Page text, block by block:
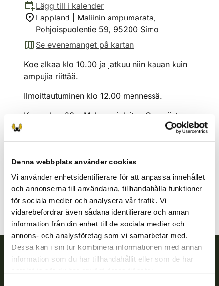
Denna webbplats använder cookies
Vi använder enhetsidentifierare för att anpassa innehållet
och annonserna till användarna, tillhandahålla funktioner
för sociala medier och analysera vår trafik. Vi
vidarebefordrar även sådana identifierare och annan
information från din enhet till de sociala medier och
annons- och analysföretag som vi samarbetar med.
Dessa kan i sin tur kombinera informationen med annan
information som du har tillhandahållit eller som de har
Lägg till i kalender
Lappland | Maliinin ampumarata,
Pohjoispuolentie 59, 95200 Simo
Se evenemanget på kartan
(avautuu uuteen välilehteen)
Koe alkaa klo 10.00 ja jatkuu niin kauan kuin
ampujia riittää.
Ilmoittautuminen klo 12.00 mennessä.
Koemaksu 20e. Maksu mieluiten Oma riista
Lappland
simo@rhy.riista.fi